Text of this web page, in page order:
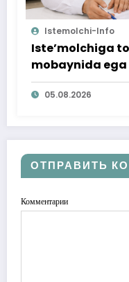
Istemolchi-Info
Iste’molchiga
mobaynida
ta’minlab
05.08.2026
ОТПРАВИТЬ
Комментарии